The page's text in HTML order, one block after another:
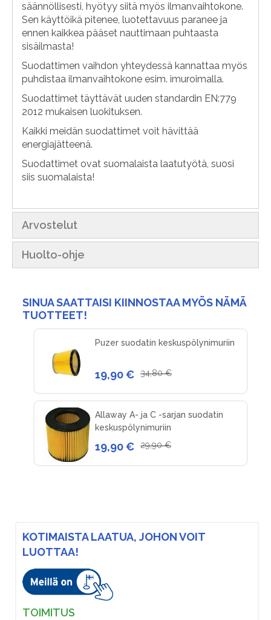
säännöllisesti, hyötyy siitä myös ilmanvaihtokone.
Sen käyttöikä pitenee, luotettavuus paranee ja
ennen kaikkea pääset nauttimaan puhtaasta
sisäilmasta!
Suodattimen vaihdon yhteydessä kannattaa myös
puhdistaa ilmanvaihtokone esim. imuroimalla.
Suodattimet täyttävät uuden standardin EN:779
2012 mukaisen luokituksen.
Kaikki meidän suodattimet voit hävittää
energiajätteenä.
Suodattimet ovat suomalaista laatutyötä, suosi
siis suomalaista!
Arvostelut
Huolto-ohje
KOTIMAISTA LAATUA, JOHON VOIT
LUOTTAA!
TOIMITUS
SINUA SAATTAISI KIINNOSTAA MYÖS NÄMÄ
TUOTTEET!
Puzer suodatin keskuspölynimuriin
19,90 € 34,80 €
Allaway A- ja C -sarjan suodatin
keskuspölynimuriin
19,90 € 29,90 €